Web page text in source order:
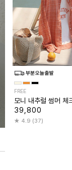
FREE
모니 내추럴 썸머 체
39,800
4.9 (37)